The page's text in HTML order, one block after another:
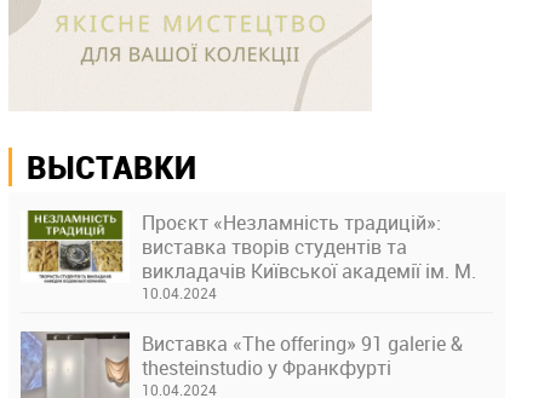
ВЫСТАВКИ
Проєкт «Незламність традицій»:
виставка творів студентів та
викладачів Київської академії ім. М.
Бойчука
10.04.2024
Виставка «The offering» 91 galerie &
thesteinstudio у Франкфурті
10.04.2024